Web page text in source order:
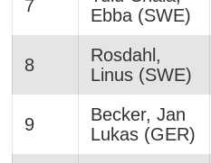
7
Ebba (SWE)
8
Rosdahl,
Linus (SWE)
9
Becker, Jan
Lukas (GER)